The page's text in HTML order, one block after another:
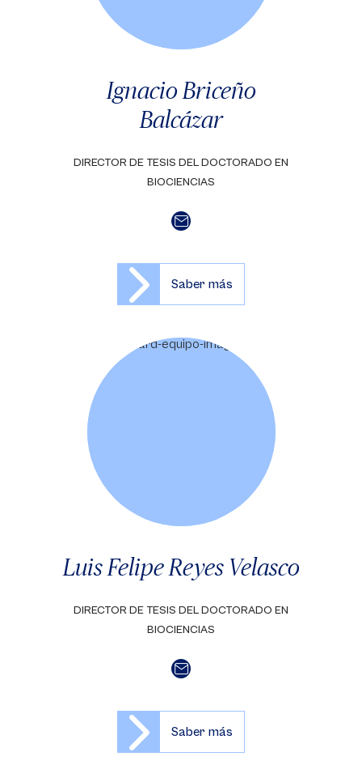
Ignacio Briceño
Balcázar
DIRECTOR DE TESIS DEL DOCTORADO EN
BIOCIENCIAS
Saber más
Luis Felipe Reyes Velasco
DIRECTOR DE TESIS DEL DOCTORADO EN
BIOCIENCIAS
Saber más